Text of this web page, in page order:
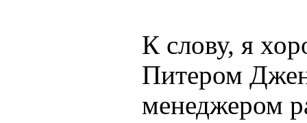
К слову, я
Питером
менеджером